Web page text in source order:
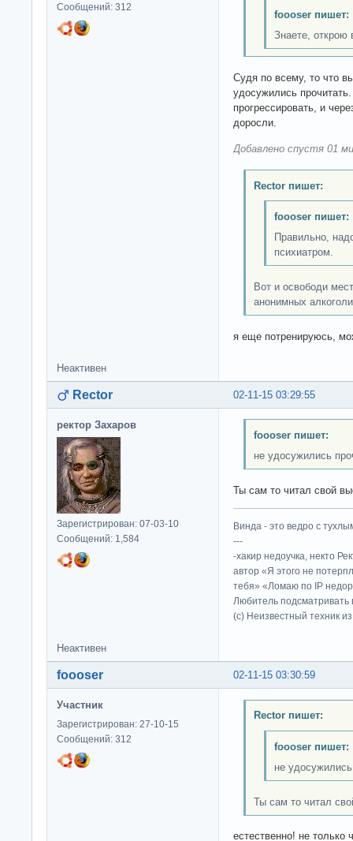
Сообщений: 312
foooser пишет:
Знаете, открою
Судя по всему, то что
удосужились
прогрессировать, и
доросли.
Добавлено спустя 01
Rector пишет:
foooser пишет:
Правильно,
психиатром.
Вот и освободи
анонимных
я еще потренируюсь,
Неактивен
02-11-15 03:29:55
Rector
ректор Захаров
Зарегистрирован: 07-03-10
Сообщений: 1,584
foooser пишет:
не удосужились
Ты сам то читал свой
Винда - это ведро с
---
-хакир недоучка, некто
автор «Я этого не
тебя» «Ломаю по IP
Любитель подсматривать
(c) Неизвестный техник
Неактивен
02-11-15 03:30:59
foooser
Участник
Зарегистрирован: 27-10-15
Сообщений: 312
Rector пишет:
foooser пишет:
не
Ты сам то читал
естественно! не только